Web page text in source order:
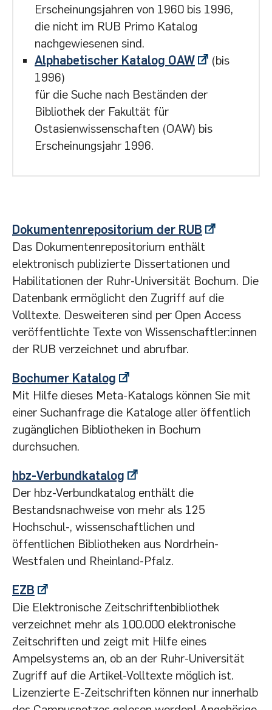
Erscheinungsjahren von 1960 bis 1996,
die nicht im RUB Primo Katalog
nachgewiesenen sind.
Alphabetischer Katalog OAW
(bis
1996)
für die Suche nach Beständen der
Bibliothek der Fakultät für
Ostasienwissenschaften (OAW) bis
Erscheinungsjahr 1996.
Dokumentenrepositorium der RUB
Das Dokumentenrepositorium enthält
elektronisch publizierte Dissertationen und
Habilitationen der Ruhr-Universität Bochum. Die
Datenbank ermöglicht den Zugriff auf die
Volltexte. Desweiteren sind per Open Access
veröffentlichte Texte von Wissenschaftler:innen
der RUB verzeichnet und abrufbar.
Bochumer Katalog
Mit Hilfe dieses Meta-Katalogs können Sie mit
einer Suchanfrage die Kataloge aller öffentlich
zugänglichen Bibliotheken in Bochum
durchsuchen.
hbz-Verbundkatalog
Der hbz-Verbundkatalog enthält die
Bestandsnachweise von mehr als 125
Hochschul-, wissenschaftlichen und
öffentlichen Bibliotheken aus Nordrhein-
Westfalen und Rheinland-Pfalz.
EZB
Die Elektronische Zeitschriftenbibliothek
verzeichnet mehr als 100.000 elektronische
Zeitschriften und zeigt mit Hilfe eines
Ampelsystems an, ob an der Ruhr-Universität
Zugriff auf die Artikel-Volltexte möglich ist.
Lizenzierte E-Zeitschriften können nur innerhalb